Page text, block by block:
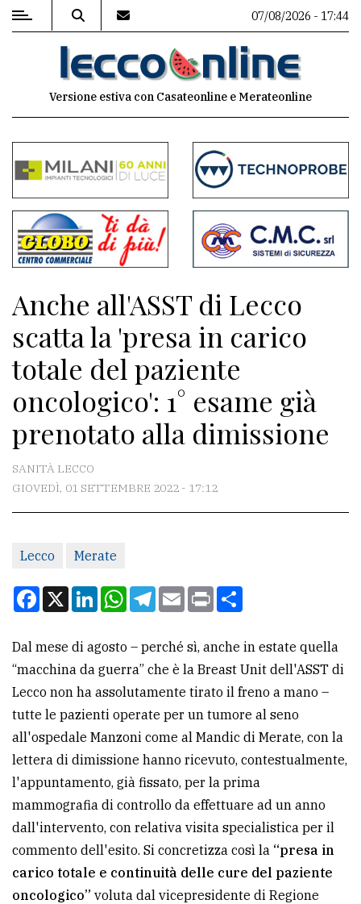
MENU
commenti
Contenuti
del
sito
Meteo
CONTATTI
La
Per
la
pubblicità
CERCA
Cerca
per
comune
Ricerca
avanzata
LE
ALTRE
TESTATE
07/08/2026 - 17:44
Versione estiva con Casateonline e Merateonline
Anche all'ASST di Lecco
scatta la 'presa in carico
totale del paziente
oncologico': 1° esame già
prenotato alla dimissione
SANITÀ LECCO
GIOVEDÌ, 01 SETTEMBRE 2022 - 17:12
Lecco Merate
Facebook
X LinkedInWhatsApp
Telegram
EmailPrint
Dal mese di agosto – perché sì, anche in estate quella
“macchina da guerra” che è la Breast Unit dell'ASST di
Lecco non ha assolutamente tirato il freno a mano –
tutte le pazienti operate per un tumore al seno
all'ospedale Manzoni come al Mandic di Merate, con la
lettera di dimissione hanno ricevuto, contestualmente,
l'appuntamento, già fissato, per la prima
mammografia di controllo da effettuare ad un anno
dall'intervento, con relativa visita specialistica per il
commento dell'esito. Si concretizza così la “presa in
carico totale e continuità delle cure del paziente
oncologico” voluta dal vicepresidente di Regione